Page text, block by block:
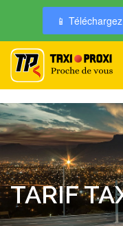
📱
TARIF